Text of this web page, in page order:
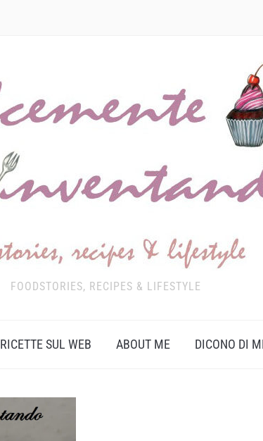
FOODSTORIES, RECIPES & LIFESTYLE
RICETTE SUL WEB ABOUT ME DICONO DI